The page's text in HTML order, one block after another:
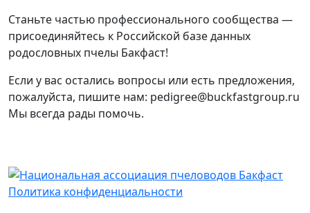
Станьте частью профессионального сообщества —
присоединяйтесь к Российской базе данных
родословных пчелы Бакфаст!
Если у вас остались вопросы или есть предложения,
пожалуйста, пишите нам: pedigree@buckfastgroup.ru
Мы всегда рады помочь.
Политика конфиденциальности